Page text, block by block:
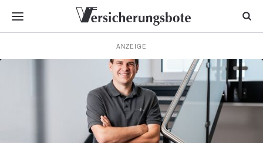
ANZEIGE
Nachrichten
Versicherungsmakler